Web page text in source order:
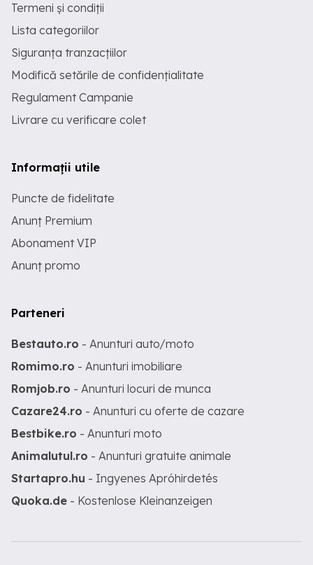
Termeni și condiții
Lista categoriilor
Siguranța tranzacțiilor
Modifică setările de confidențialitate
Regulament Campanie
Livrare cu verificare colet
Informații utile
Puncte de fidelitate
Anunț Premium
Abonament VIP
Anunț promo
Parteneri
Bestauto.ro - Anunturi auto/moto
Romimo.ro - Anunturi imobiliare
Romjob.ro - Anunturi locuri de munca
Cazare24.ro - Anunturi cu oferte de cazare
Bestbike.ro - Anunturi moto
Animalutul.ro - Anunturi gratuite animale
Startapro.hu - Ingyenes Apróhirdetés
Quoka.de - Kostenlose Kleinanzeigen